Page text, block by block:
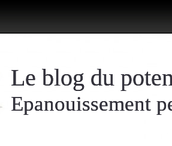
Le blog du
Epanouissement